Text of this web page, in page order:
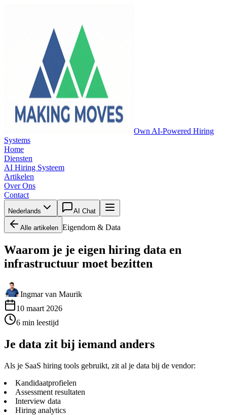
Own AI-Powered Hiring
Systems
Home
Diensten
AI Hiring Systeem
Artikelen
Over Ons
Contact
Nederlands AI Chat
Alle artikelen Eigendom & Data
Waarom je je eigen hiring data en
infrastructuur moet bezitten
Ingmar van Maurik
10 maart 2026
6 min leestijd
Je data zit bij iemand anders
Als je SaaS hiring tools gebruikt, zit al je data bij de vendor:
Kandidaatprofielen
Assessment resultaten
Interview data
Hiring analytics